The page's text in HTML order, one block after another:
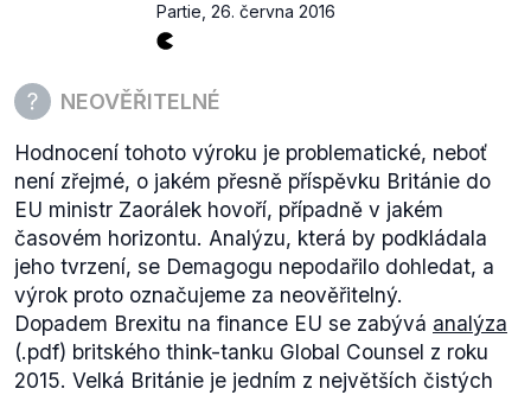
Partie 26. června 2016
NEOVĚŘITELNÉ
Hodnocení tohoto výroku je problematické, neboť
není zřejmé, o jakém přesně příspěvku Británie do
EU ministr Zaorálek hovoří, případně v jakém
časovém horizontu. Analýzu, která by podkládala
jeho tvrzení, se Demagogu nepodařilo dohledat, a
výrok proto označujeme za neověřitelný.
Dopadem Brexitu na finance EU se zabývá analýza
(.pdf) britského think-tanku Global Counsel z roku
2015. Velká Británie je jedním z největších čistých